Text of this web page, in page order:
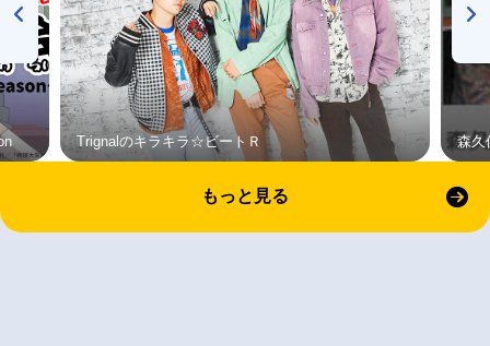
Trignalのキラキラ☆ビートＲ 森久
もっと見る